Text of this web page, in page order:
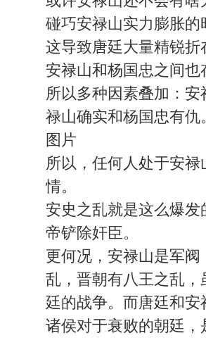
碰巧安禄山实力膨胀
这导致唐廷大量精锐
安禄山和杨国忠之间也
所以多种因素叠加：
禄山确实和杨国忠有仇
图片
所以，任何人处于安
情。
安史之乱就是这么爆发
帝铲除奸臣。
更何况，安禄山是军
乱，晋朝有八王之乱
廷的战争。而唐廷和
诸侯对于衰败的朝廷